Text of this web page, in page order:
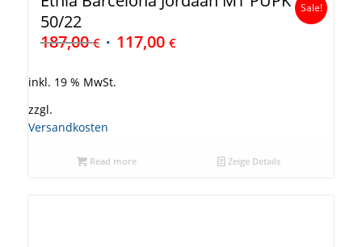
50/22
187,00€ 117,00 €
Sale!
inkl. 19 % MwSt.
zzgl.
Versandkosten
Read more Zeige Details